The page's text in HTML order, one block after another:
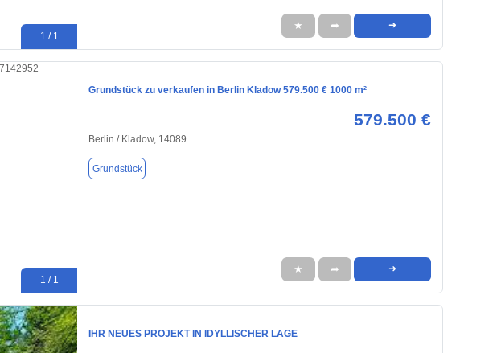
1 / 1
★ ➦ ➜
1 / 1
Grundstück zu verkaufen in Berlin Kladow 579.500 € 1000 m²
579.500 €
Berlin / Kladow, 14089
Grundstück
★ ➦ ➜
IHR NEUES PROJEKT IN IDYLLISCHER LAGE